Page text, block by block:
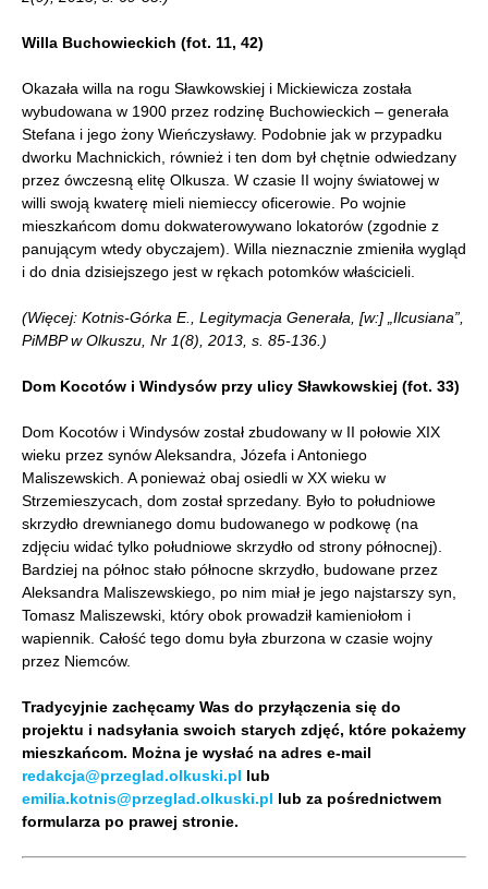
Willa Buchowieckich (fot. 11, 42)
Okazała willa na rogu Sławkowskiej i Mickiewicza została
wybudowana w 1900 przez rodzinę Buchowieckich – generała
Stefana i jego żony Wieńczysławy. Podobnie jak w przypadku
dworku Machnickich, również i ten dom był chętnie odwiedzany
przez ówczesną elitę Olkusza. W czasie II wojny światowej w
willi swoją kwaterę mieli niemieccy oficerowie. Po wojnie
mieszkańcom domu dokwaterowywano lokatorów (zgodnie z
panującym wtedy obyczajem). Willa nieznacznie zmieniła wygląd
i do dnia dzisiejszego jest w rękach potomków właścicieli.
(Więcej: Kotnis-Górka E., Legitymacja Generała, [w:] „Ilcusiana”,
PiMBP w Olkuszu, Nr 1(8), 2013, s. 85-136.)
Dom Kocotów i Windysów przy ulicy Sławkowskiej (fot. 33)
Dom Kocotów i Windysów został zbudowany w II połowie XIX
wieku przez synów Aleksandra, Józefa i Antoniego
Maliszewskich. A ponieważ obaj osiedli w XX wieku w
Strzemieszycach, dom został sprzedany. Było to południowe
skrzydło drewnianego domu budowanego w podkowę (na
zdjęciu widać tylko południowe skrzydło od strony północnej).
Bardziej na północ stało północne skrzydło, budowane przez
Aleksandra Maliszewskiego, po nim miał je jego najstarszy syn,
Tomasz Maliszewski, który obok prowadził kamieniołom i
wapiennik. Całość tego domu była zburzona w czasie wojny
przez Niemców.
Tradycyjnie zachęcamy Was do przyłączenia się do
projektu i nadsyłania swoich starych zdjęć, które pokażemy
mieszkańcom. Można je wysłać na adres e-mail
redakcja@przeglad.olkuski.pl lub
emilia.kotnis@przeglad.olkuski.pl lub za pośrednictwem
formularza po prawej stronie.